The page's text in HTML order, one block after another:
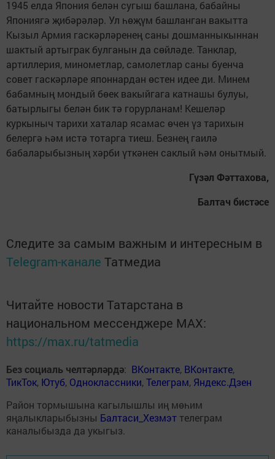
1945 елда Япония белән сугыш башлана, бабайны
Япониягә җибәрәләр. Ул һөҗүм башланган вакытта
Кызыл Армия гаскәрләренең саны дошманныкыннан
шактый артыграк булганын да сөйләде. Танклар,
артиллерия, минометлар, самолетлар саны буенча
совет гаскәрләре японнардан өстен идее ди. Минем
бабамның мондый бөек вакыйгага катнашы булуы,
батырлыгы белән бик тә горурланам! Кешеләр
куркыныч тарихи хаталар ясамас өчен үз тарихын
белергә һәм истә тотарга тиеш. Безнең гаилә
бабаларыбызның хәрби үткәнен саклый һәм онытмый.
Гүзәл Фәттахова,
Балтач бистәсе
Следите за самым важным и интересным в
Telegram-канале Татмедиа
Читайте новости Татарстана в
национальном мессенджере MАХ:
https://max.ru/tatmedia
Без социаль челтәрләрдә: ВКонтакте, ВКонтакте,
ТикТок, Ютуб, Одноклассники,Телеграм, Яндекс.Дзен
Район тормышына кагылышлы иң мөһим
яңалыкларыбызны Балтаси_Хезмэт телеграм
каналыбызда да укыгыз.